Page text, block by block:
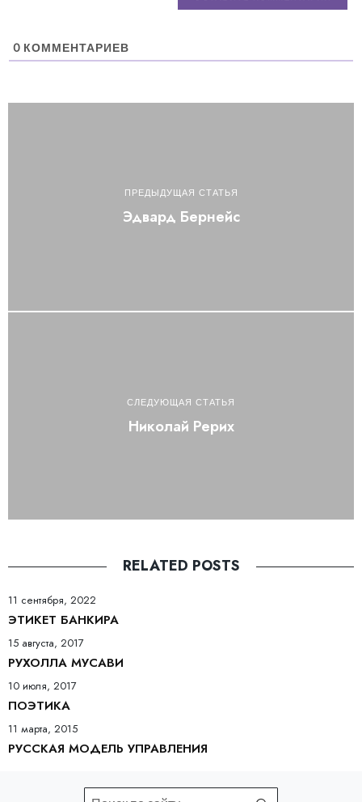
0 КОММЕНТАРИЕВ
ПРЕДЫДУЩАЯ СТАТЬЯ
Эдвард Бернейс
СЛЕДУЮЩАЯ СТАТЬЯ
Николай Рерих
RELATED POSTS
11 сентября, 2022
ЭТИКЕТ БАНКИРА
15 августа, 2017
РУХОЛЛА МУСАВИ
10 июля, 2017
ПОЭТИКА
11 марта, 2015
РУССКАЯ МОДЕЛЬ УПРАВЛЕНИЯ